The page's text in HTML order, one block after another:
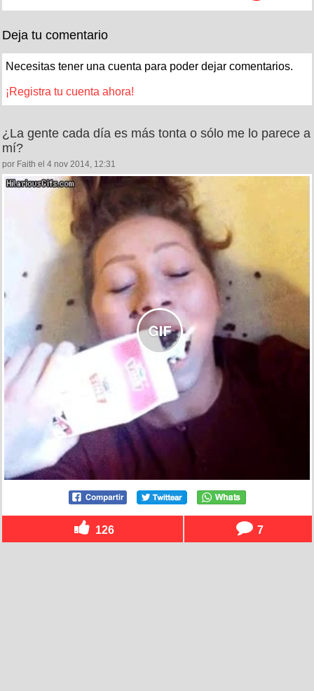
Deja tu comentario
Necesitas tener una cuenta para poder dejar comentarios.
¡Registra tu cuenta ahora!
¿La gente cada día es más tonta o sólo me lo parece a
mí?
por Faith el 4 nov 2014, 12:31
126 7